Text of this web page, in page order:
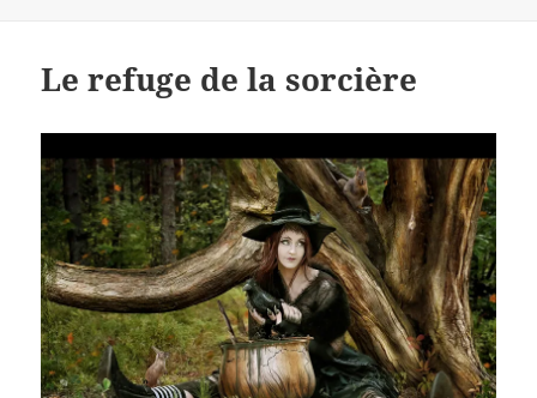
Le refuge de la sorcière